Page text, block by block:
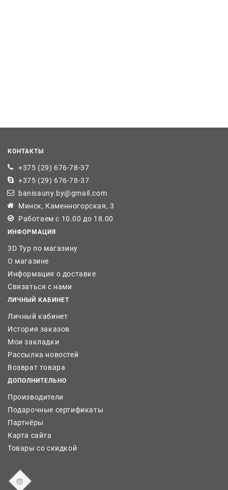
КОНТАКТЫ
+375 (29) 676-78-37
+375 (29) 676-78-37
banisauny.by@gmail.com
Минск, Каменногорская, 3
Работаем с 10.00 до 18.00
ИНФОРМАЦИЯ
3D Тур по магазину
О магазине
Информация о доставке
Связаться с нами
ЛИЧНЫЙ КАБИНЕТ
Личный кабинет
История заказов
Мои закладки
Рассылка новостей
Возврат товара
ДОПОЛНИТЕЛЬНО
Производители
Подарочные сертификаты
Партнёры
Карта сайта
Товары со скидкой